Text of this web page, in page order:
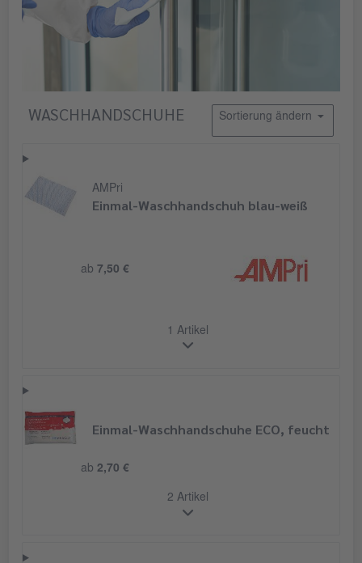
WASCHHANDSCHUHE Sortierung ändern
AMPri
Einmal-Waschhandschuh blau-weiß
ab 7,50 €
1 Artikel
Einmal-Waschhandschuhe ECO, feucht
ab 2,70 €
2 Artikel